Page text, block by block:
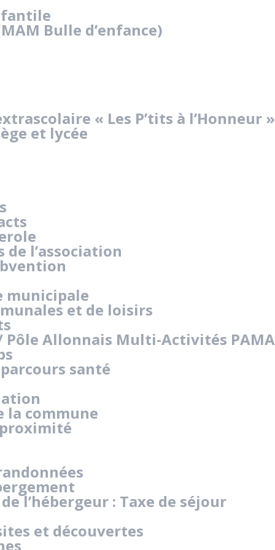
Bulle d’enfance)
« Les P’tits à l’Honneur »
et lycée
l’association
municipale
et de loisirs
Pôle Allonnais Multi-Activités PAMA
santé
la commune
l’hébergeur : Taxe de séjour
et découvertes